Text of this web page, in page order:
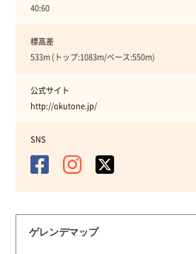
40:60
標高差
533m (トップ:1083m/ベース:550m)
公式サイト
http://okutone.jp/
SNS
ゲレンデマップ